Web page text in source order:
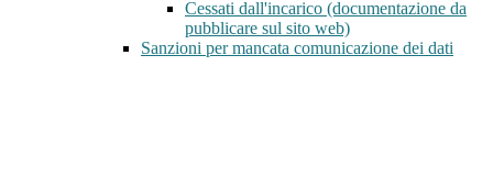
Cessati dall'incarico (documentazione da
pubblicare sul sito web)
Sanzioni per mancata comunicazione dei dati